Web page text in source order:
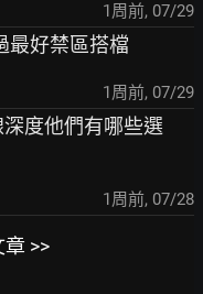
1周前, 07/29
最好禁區搭檔
1周前, 07/29
度他們有哪些選
1周前, 07/28
>>